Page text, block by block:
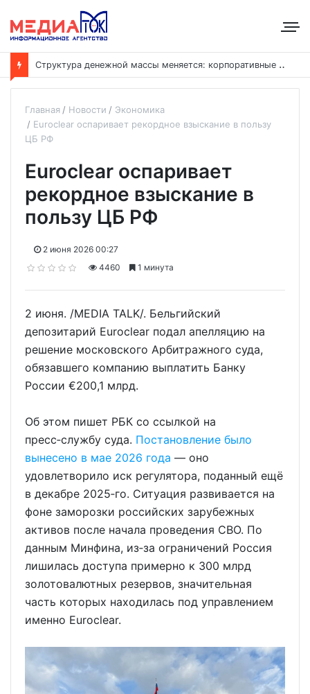
С
труктура денежной массы меняется: корпоративные депозиты обогнали вклады населения
Главная Новости
Экономика
Euroclear оспаривает рекордное взыскание в пользу
ЦБ РФ
Euroclear оспаривает
рекордное взыскание в
пользу ЦБ РФ
2 июня 2026 00:27
4460
1 минута
2 июня. /MEDIA TALK/. Бельгийский
депозитарий Euroclear подал апелляцию на
решение московского Арбитражного суда,
обязавшего компанию выплатить Банку
России €200,1 млрд.
Об этом пишет РБК со ссылкой на
пресс‑службу суда. Постановление было
вынесено в мае 2026 года — оно
удовлетворило иск регулятора, поданный ещё
в декабре 2025‑го. Ситуация развивается на
фоне заморозки российских зарубежных
активов после начала проведения СВО. По
данным Минфина, из‑за ограничений Россия
лишилась доступа примерно к 300 млрд
золотовалютных резервов, значительная
часть которых находилась под управлением
именно Euroclear.